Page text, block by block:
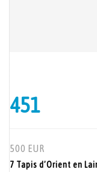
451
500 EUR
7 Tapis d’Orient en